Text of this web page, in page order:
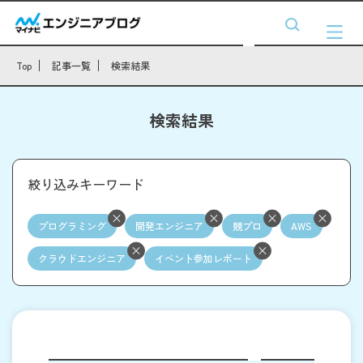
Top 記事一覧 検索結果
検索結果
絞り込みキーワード
プログラミング 開発エンジニア 競プロ AWS
クラウドエンジニア イベント参加レポート